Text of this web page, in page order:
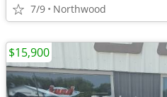
7/9 Northwood
$15,900